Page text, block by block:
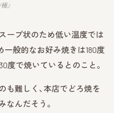
』
ープ状のため低い温度では
一般的なお好み焼きは180度
度で焼いているとのこと。
も難しく、本店でどろ焼を
なんだそう。